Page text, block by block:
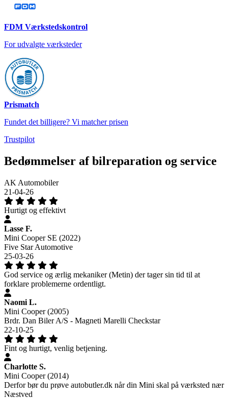
FDM Værkstedskontrol
For udvalgte værksteder
Prismatch
Fundet det billigere? Vi matcher prisen
Trustpilot
Bedømmelser af bilreparation og service
AK Automobiler
21-04-26
Hurtigt og effektivt
Lasse F.
Mini Cooper SE (2022)
Five Star Automotive
25-03-26
God service og ærlig mekaniker (Metin) der tager sin tid til at
forklare problemerne ordentligt.
Naomi L.
Mini Cooper (2005)
Brdr. Dan Biler A/S - Magneti Marelli Checkstar
22-10-25
Fint og hurtigt, venlig betjening.
Charlotte S.
Mini Cooper (2014)
Derfor bør du prøve autobutler.dk når din Mini skal på værksted nær
Næstved